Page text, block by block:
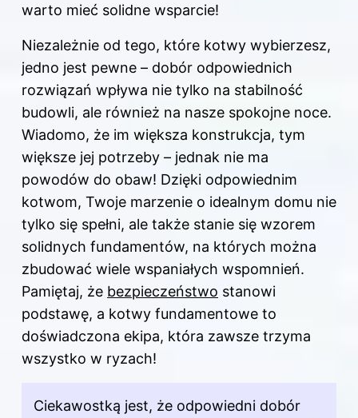
warto mieć solidne wsparcie!
Niezależnie od tego, które kotwy wybierzesz,
jedno jest pewne – dobór odpowiednich
rozwiązań wpływa nie tylko na stabilność
budowli, ale również na nasze spokojne noce.
Wiadomo, że im większa konstrukcja, tym
większe jej potrzeby – jednak nie ma
powodów do obaw! Dzięki odpowiednim
kotwom, Twoje marzenie o idealnym domu nie
tylko się spełni, ale także stanie się wzorem
solidnych fundamentów, na których można
zbudować wiele wspaniałych wspomnień.
Pamiętaj, że bezpieczeństwo stanowi
podstawę, a kotwy fundamentowe to
doświadczona ekipa, która zawsze trzyma
wszystko w ryzach!
Ciekawostką jest, że odpowiedni dobór